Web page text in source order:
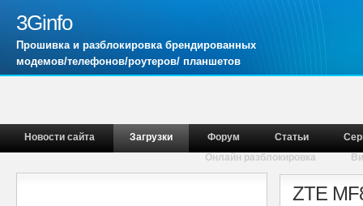
3Ginfo
Прошивка и разблокировка брендированных
модемов/телефонов/роутеров/ планшетов
Новости сайта Загрузки Форум Статьи
Онлайн разблокировка
ZTE